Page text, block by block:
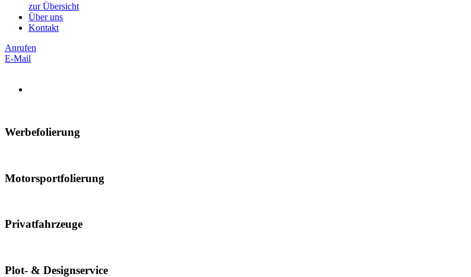
zur Übersicht
Über uns
Kontakt
Anrufen
E-Mail
Werbefolierung
Motorsportfolierung
Privatfahrzeuge
Plot- & Designservice